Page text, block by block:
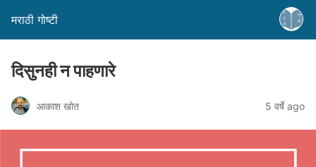
मराठी गोष्टी
दिसुनही न पाहणारे
आकाश खोत 5 वर्षे ago